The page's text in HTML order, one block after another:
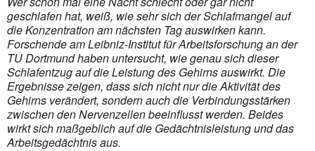
geschlafen hat, weiß, wie sehr sich der Schlafmangel auf
die Konzentration am nächsten Tag auswirken kann.
Forschende am Leibniz-Institut für Arbeitsforschung an der
TU Dortmund haben untersucht, wie genau sich dieser
Schlafentzug auf die Leistung des Gehirns auswirkt. Die
Ergebnisse zeigen, dass sich nicht nur die Aktivität des
Gehirns verändert, sondern auch die Verbindungsstärken
zwischen den Nervenzellen beeinflusst werden. Beides
wirkt sich maßgeblich auf die Gedächtnisleistung und das
Arbeitsgedächtnis aus.